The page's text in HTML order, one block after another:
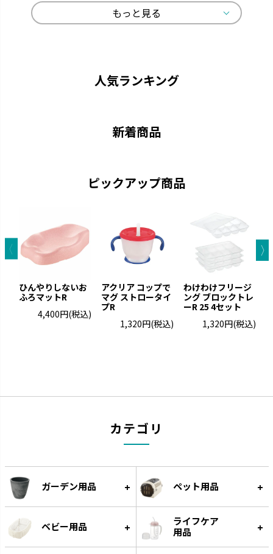
「できた！」に寄り添いなが
ら、次の「やってみたい！」を引
き出します。
ふかふか
赤ちゃんにやさしいエアタイプ
です。
ひんやりしない
りしません。
もっと見る
人気ランキング
新着商品
ピックアップ商品
ひんやりしないお
ふろマットR
4,400円(税込)
アクリア コップで
マグ ストロータイ
プR
1,320円(税込)
わけわけフリージ
ング ブロックトレ
ーR 25 4セット
1,320円(税込)
カテゴリ
ガーデン用品 ペット用品
ベビー用品
ライフケア
用品